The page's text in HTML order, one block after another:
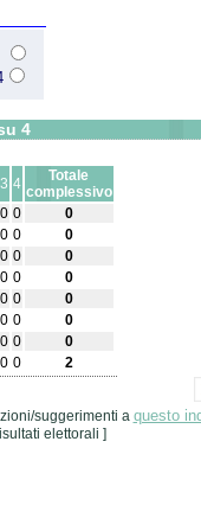
su 4
3 4
Totale
complessivo
0 0
0
0 0
0
0 0
0
0 0
0
0 0
0
0 0
0
0 0
0
0 0 2
suggerimenti a questo
elettorali ]